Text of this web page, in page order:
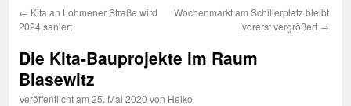
← Kita an Lohmener Straße wird
2024 saniert
Wochenmarkt am Schillerplatz bleibt
vorerst vergrößert →
Die Kita-Bauprojekte im Raum
Blasewitz
Veröffentlicht am 25. Mai 2020 von Heiko